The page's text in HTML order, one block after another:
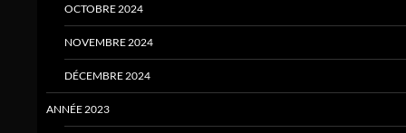
OCTOBRE 2024
NOVEMBRE 2024
DÉCEMBRE 2024
ANNÉE 2023